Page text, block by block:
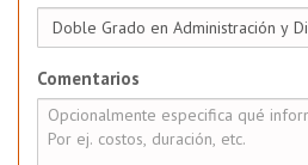
Comentarios